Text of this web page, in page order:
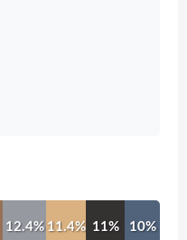
12.4% 11.4% 11% 10%